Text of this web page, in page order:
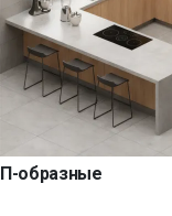
П-образные